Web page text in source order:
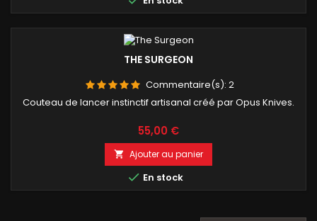
THE SURGEON
Commentaire(s): 2
Couteau de lancer instinctif artisanal créé par Opus Knives.
Prix
55,00 €
 Ajouter au panier
 En stock